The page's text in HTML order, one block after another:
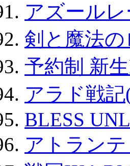
アズール
剣と魔法の
予約制 新
アラド戦
BLESS
アトラン